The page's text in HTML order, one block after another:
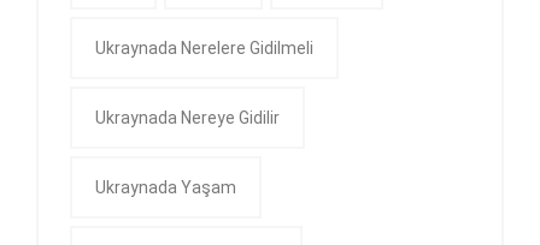
Ukraynada Nerelere Gidilmeli
Ukraynada Nereye Gidilir
Ukraynada Yaşam